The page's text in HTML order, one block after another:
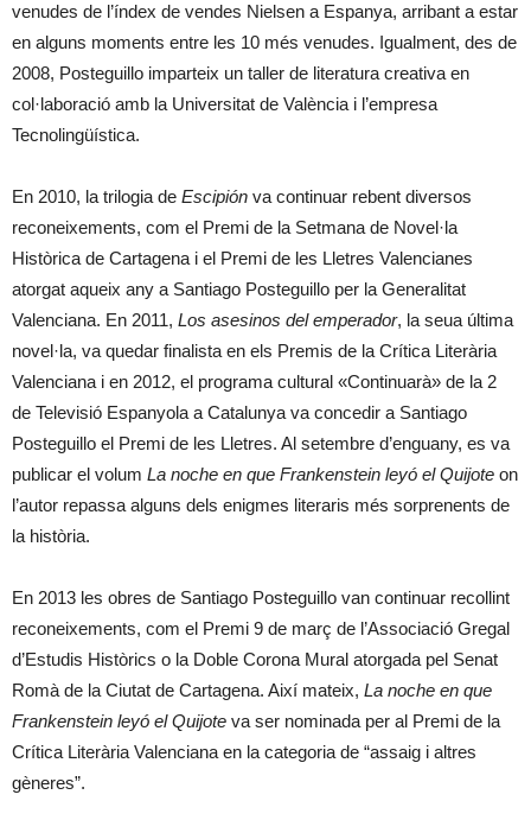
venudes de l’índex de vendes Nielsen a Espanya, arribant a estar
en alguns moments entre les 10 més venudes. Igualment, des de
2008, Posteguillo imparteix un taller de literatura creativa en
col·laboració amb la Universitat de València i l’empresa
Tecnolingüística.
En 2010, la trilogia de Escipión va continuar rebent diversos
reconeixements, com el Premi de la Setmana de Novel·la
Històrica de Cartagena i el Premi de les Lletres Valencianes
atorgat aqueix any a Santiago Posteguillo per la Generalitat
Valenciana. En 2011, Los asesinos del emperador, la seua última
novel·la, va quedar finalista en els Premis de la Crítica Literària
Valenciana i en 2012, el programa cultural «Continuarà» de la 2
de Televisió Espanyola a Catalunya va concedir a Santiago
Posteguillo el Premi de les Lletres. Al setembre d’enguany, es va
publicar el volum La noche en que Frankenstein leyó el Quijote on
l’autor repassa alguns dels enigmes literaris més sorprenents de
la història.
En 2013 les obres de Santiago Posteguillo van continuar recollint
reconeixements, com el Premi 9 de març de l’Associació Gregal
d’Estudis Històrics o la Doble Corona Mural atorgada pel Senat
Romà de la Ciutat de Cartagena. Així mateix, La noche en que
Frankenstein leyó el Quijote va ser nominada per al Premi de la
Crítica Literària Valenciana en la categoria de “assaig i altres
gèneres”.